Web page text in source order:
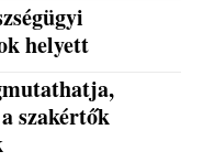
helyett
szakértők